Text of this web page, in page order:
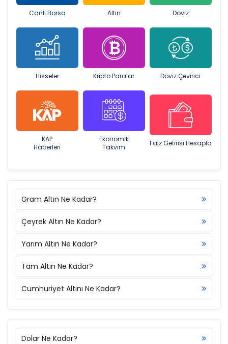
Canlı Borsa Altın Döviz
Hisseler Kripto Paralar Döviz Çevirici
KAP
Haberleri
Ekonomik
Takvim
Faiz Getirisi Hesapla
Gram Altın Ne Kadar?
Çeyrek Altın Ne Kadar?
Yarım Altın Ne Kadar?
Tam Altın Ne Kadar?
Cumhuriyet Altını Ne Kadar?
Dolar Ne Kadar?